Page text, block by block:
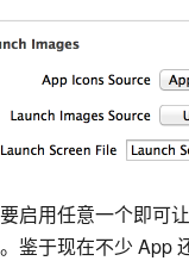
启用任意一个即可
鉴于现在不少 App